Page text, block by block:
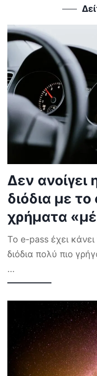
Δεν
διόδια με
χρήματα
Το e-pass έχει κάνει
διόδια πολύ πιο
...